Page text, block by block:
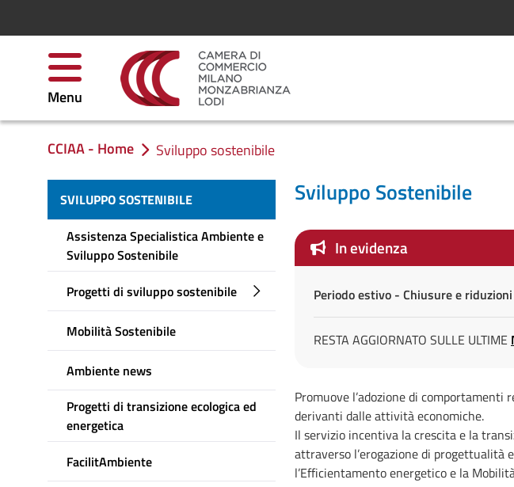
Menu
Ti trovi in:
CCIAA - Home Sviluppo sostenibile
SVILUPPO SOSTENIBILE
Assistenza Specialistica Ambiente e
Sviluppo Sostenibile
Progetti di sviluppo sostenibile
Mobilità Sostenibile
Ambiente news
Progetti di transizione ecologica ed
energetica
FacilitAmbiente
Sviluppo Sostenibile
In evidenza
Periodo estivo - Chiusure e
RESTA AGGIORNATO SULLE ULTIME
Promuove l’adozione di
derivanti dalle attività economiche.
Il servizio incentiva la crescita e la
attraverso l’erogazione di progettualità
l’Efficientamento energetico e la